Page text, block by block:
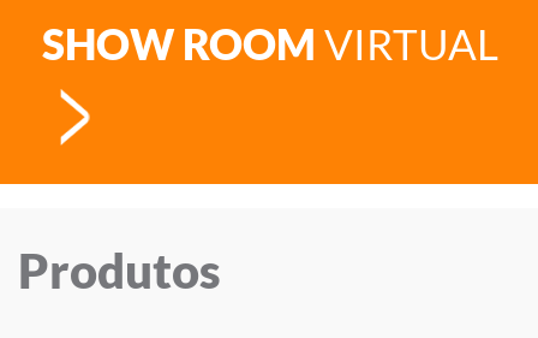
SHOW ROOM VIRTUAL
Produtos